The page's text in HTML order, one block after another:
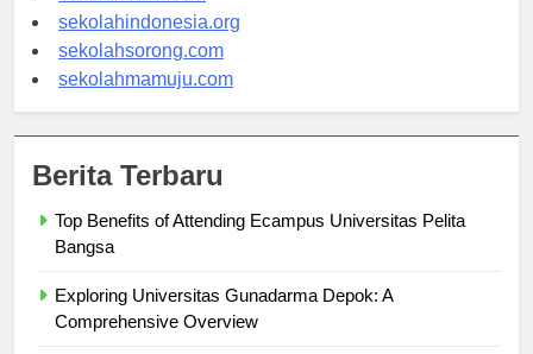
sekolahsalor.com
sekolahindonesia.org
sekolahsorong.com
Top Benefits of Attending Ecampus Universitas Pelita
Exploring Universitas Gunadarma Depok: A